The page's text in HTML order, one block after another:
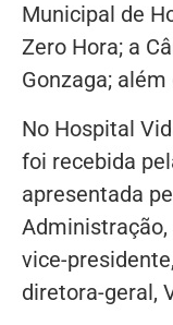
Municipal de
Zero Hora; a
Gonzaga;
No Hospital
foi recebida
apresentada
Administração,
vice-
diretora-geral,